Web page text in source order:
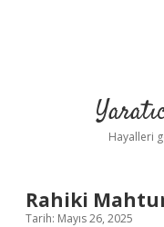
Hayalleri
Rahiki
Tarih: Mayıs 26, 2025